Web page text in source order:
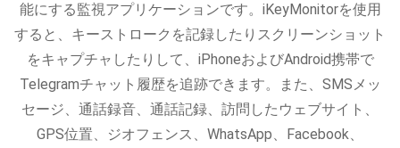
能にする監視アプリケーションです。iKeyMonitorを使用
すると、キーストロークを記録したりスクリーンショット
をキャプチャしたりして、iPhoneおよびAndroid携帯で
Telegramチャット履歴を追跡できます。また、SMSメッ
セージ、通話録音、通話記録、訪問したウェブサイト、
GPS位置、ジオフェンス、WhatsApp、Facebook、